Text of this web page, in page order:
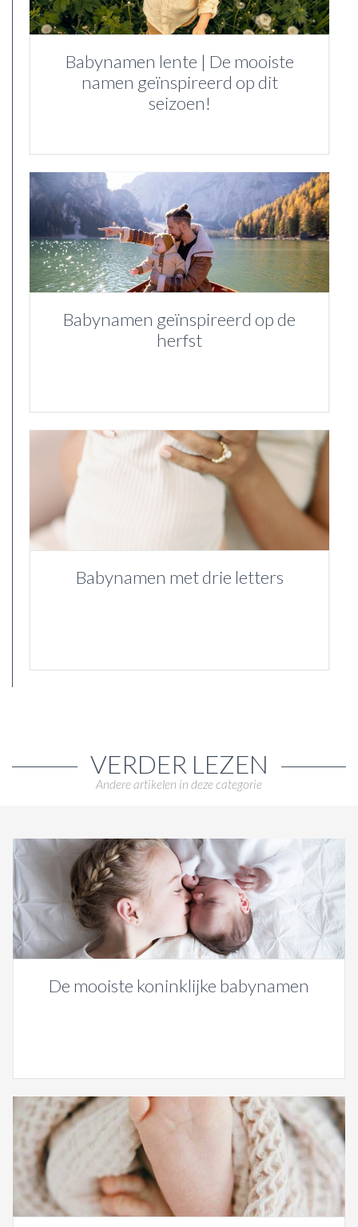
Babynamen lente | De mooiste
namen geïnspireerd op dit
seizoen!
Babynamen geïnspireerd op de
herfst
Babynamen met drie letters
VERDER LEZEN
Andere artikelen in deze categorie
De mooiste koninklijke babynamen